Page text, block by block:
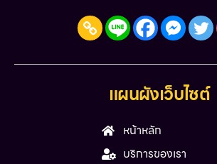
แผนผังเว็บไซต์
หน้าหลัก
บริการของเรา